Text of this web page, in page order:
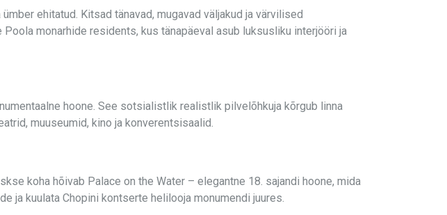
ehitatud. Kitsad tänavad, mugavad väljakud ja värvilised
monarhide residents, kus tänapäeval asub luksusliku interjööri ja
hoone. See sotsialistlik realistlik pilvelõhkuja kõrgub linna
muuseumid, kino ja konverentsisaalid.
koha hõivab Palace on the Water – elegantne 18. sajandi hoone, mida
ja kuulata Chopini kontserte helilooja monumendi juures.